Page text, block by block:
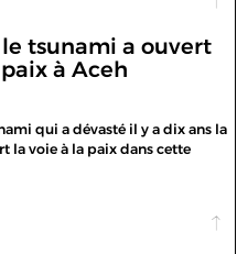
tsunami a ouvert
à Aceh
qui a dévasté il y a dix ans la
la voie à la paix dans cette